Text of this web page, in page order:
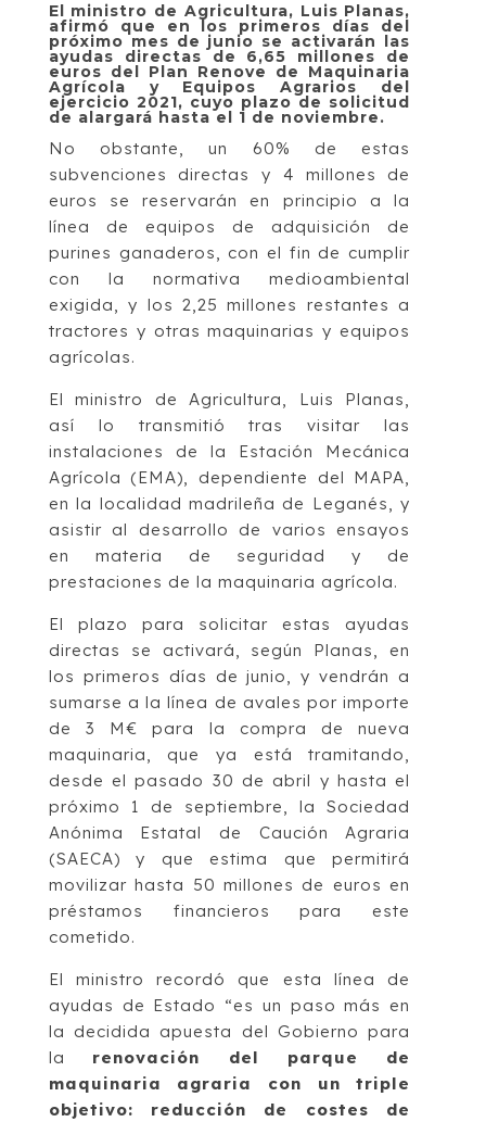
El ministro de Agricultura, Luis Planas,
afirmó que en los primeros días del
próximo mes de junio se activarán las
ayudas directas de 6,65 millones de
euros del Plan Renove de Maquinaria
Agrícola y Equipos Agrarios del
ejercicio 2021, cuyo plazo de solicitud
de alargará hasta el 1 de noviembre.
No obstante, un 60% de estas
subvenciones directas y 4 millones de
euros se reservarán en principio a la
línea de equipos de adquisición de
purines ganaderos, con el fin de cumplir
con la normativa medioambiental
exigida, y los 2,25 millones restantes a
tractores y otras maquinarias y equipos
agrícolas.
El ministro de Agricultura, Luis Planas,
así lo transmitió tras visitar las
instalaciones de la Estación Mecánica
Agrícola (EMA), dependiente del MAPA,
en la localidad madrileña de Leganés, y
asistir al desarrollo de varios ensayos
en materia de seguridad y de
prestaciones de la maquinaria agrícola.
El plazo para solicitar estas ayudas
directas se activará, según Planas, en
los primeros días de junio, y vendrán a
sumarse a la línea de avales por importe
de 3 M€ para la compra de nueva
maquinaria, que ya está tramitando,
desde el pasado 30 de abril y hasta el
próximo 1 de septiembre, la Sociedad
Anónima Estatal de Caución Agraria
(SAECA) y que estima que permitirá
movilizar hasta 50 millones de euros en
préstamos financieros para este
cometido.
El ministro recordó que esta línea de
ayudas de Estado “es un paso más en
la decidida apuesta del Gobierno para
la renovación del parque de
maquinaria agraria con un triple
objetivo: reducción de costes de